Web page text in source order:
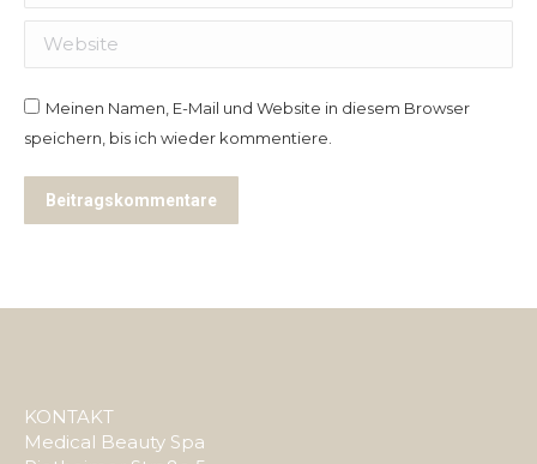
Website
Meinen Namen, E-Mail und Website in diesem Browser
speichern, bis ich wieder kommentiere.
Beitragskommentare
KONTAKT
Medical Beauty Spa